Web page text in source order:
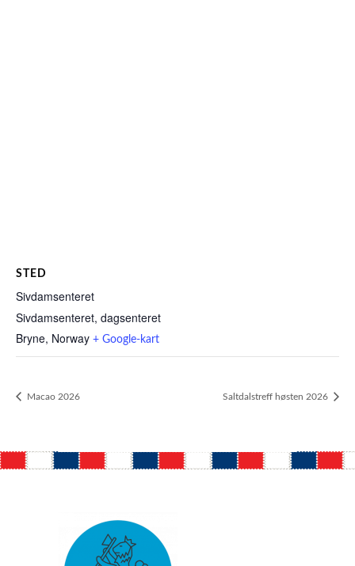
STED
Sivdamsenteret
Sivdamsenteret, dagsenteret
Bryne, Norway + Google-kart
Macao 2026 Saltdalstreff høsten 2026